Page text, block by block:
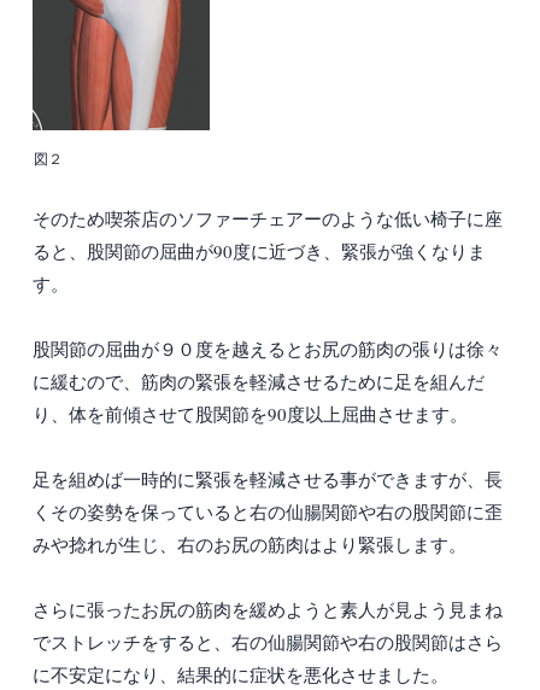
図２
そのため喫茶店のソファーチェアーのような低い椅子に座
ると、股関節の屈曲が90度に近づき、緊張が強くなりま
す。
股関節の屈曲が９０度を越えるとお尻の筋肉の張りは徐々
に緩むので、筋肉の緊張を軽減させるために足を組んだ
り、体を前傾させて股関節を90度以上屈曲させます。
足を組めば一時的に緊張を軽減させる事ができますが、長
くその姿勢を保っていると右の仙腸関節や右の股関節に歪
みや捻れが生じ、右のお尻の筋肉はより緊張します。
さらに張ったお尻の筋肉を緩めようと素人が見よう見まね
でストレッチをすると、右の仙腸関節や右の股関節はさら
に不安定になり、結果的に症状を悪化させました。